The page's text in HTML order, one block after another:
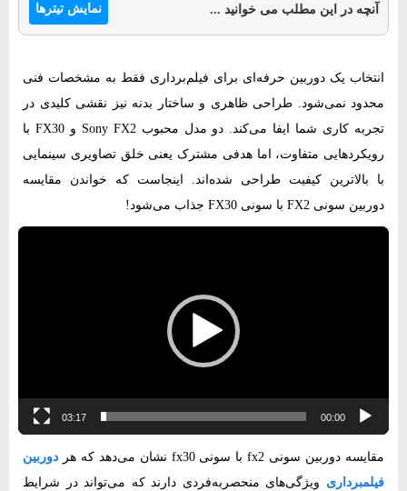
آنچه در این مطلب می خوانید ... نمایش تیترها
انتخاب یک دوربین حرفه‌ای برای فیلم‌برداری فقط به مشخصات فنی
محدود نمی‌شود. طراحی ظاهری و ساختار بدنه نیز نقشی کلیدی در
تجربه کاری شما ایفا می‌کند. دو مدل محبوب Sony FX2 و FX30 با
رویکردهایی متفاوت، اما هدفی مشترک یعنی خلق تصاویری سینمایی
با بالاترین کیفیت طراحی شده‌اند. اینجاست که خواندن مقایسه
دوربین سونی FX2 با سونی FX30 جذاب می‌شود!
00:00
03:17
مقایسه دوربین سونی fx2 با سونی fx30 نشان می‌دهد که هر
دوربین
فیلمبرداری ویژگی‌های منحصربه‌فردی دارند که می‌تواند در شرایط